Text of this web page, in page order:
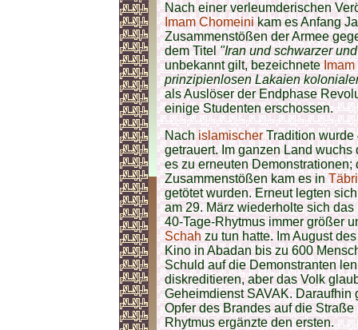
Nach einer verleumderischen
Imam Chomeinikam es Anfang
Zusammenstößen der Armee
dem Titel"Iran und schwarzer
unbekannt gilt, bezeichnete
prinzipienlosen Lakaien
als Auslöser der Endphase
einige Studenten erschossen.
NachislamischerTradition wurde
getrauert. Im ganzen Land
es zu erneuten
Zusammenstößen kam es in
getötet wurden. Erneut legten
am 29. März wiederholte sich
40-Tage-Rhytmus immer größer
Schahzu tun hatte. Im August
Kino in Abadan bis zu 600
Schuld auf die Demonstranten
diskreditieren, aber das Volk
Geheimdienst SAVAK.
Opfer des Brandes auf die
Rhytmus ergänzte den ersten.